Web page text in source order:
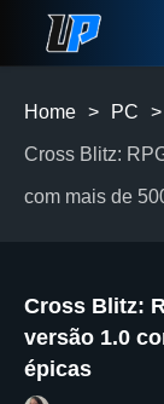
Home > PC >
Cross Blitz:
com mais de
Cross Blitz:
versão 1.0
épicas